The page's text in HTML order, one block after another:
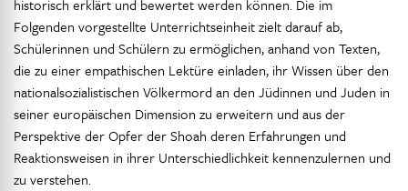
historisch erklärt und bewertet werden können. Die im
Folgenden vorgestellte Unterrichtseinheit zielt darauf ab,
Schülerinnen und Schülern zu ermöglichen, anhand von Texten,
die zu einer empathischen Lektüre einladen, ihr Wissen über den
nationalsozialistischen Völkermord an den Jüdinnen und Juden in
seiner europäischen Dimension zu erweitern und aus der
Perspektive der Opfer der Shoah deren Erfahrungen und
Reaktionsweisen in ihrer Unterschiedlichkeit kennenzulernen und
zu verstehen.